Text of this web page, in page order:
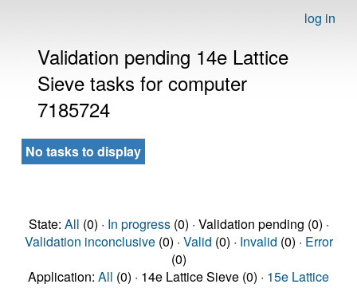
log in
Validation pending 14e Lattice
Sieve tasks for computer
7185724
No tasks to display
State: All (0) · In progress(0) · Validation pending (0) ·
Validation inconclusive(0) · Valid (0) · Invalid (0) · Error
(0)
Application: All (0) · 14e Lattice Sieve (0) · 15e Lattice